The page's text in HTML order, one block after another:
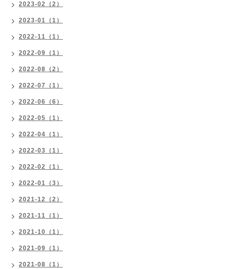
2023-02（2）
2023-01（1）
2022-11（1）
2022-09（1）
2022-08（2）
2022-07（1）
2022-06（6）
2022-05（1）
2022-04（1）
2022-03（1）
2022-02（1）
2022-01（3）
2021-12（2）
2021-11（1）
2021-10（1）
2021-09（1）
2021-08（1）